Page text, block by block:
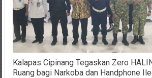
Kalapas Cipinang Tegaskan Zero
Ruang bagi Narkoba dan Handphone